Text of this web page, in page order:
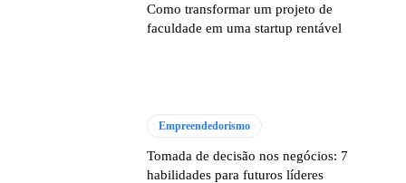
Como transformar um projeto de
faculdade em uma startup rentável
Empreendedorismo
Tomada de decisão nos negócios: 7
habilidades para futuros líderes